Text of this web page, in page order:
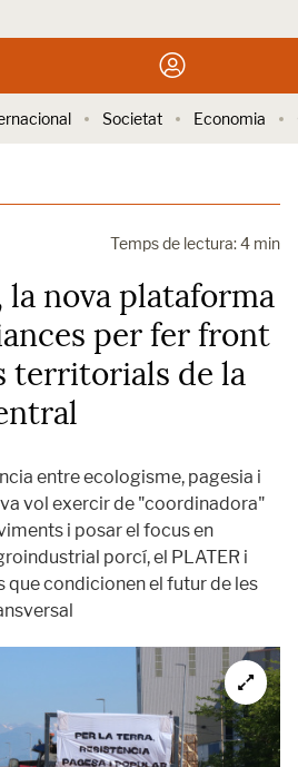
Societat Economia
Temps de lectura: 4 min
nova plataforma
per fer front
territorials de la
entre ecologisme, pagesia i
vol exercir de "coordinadora"
i posar el focus en
porcí, el PLATER i
condicionen el futur de les